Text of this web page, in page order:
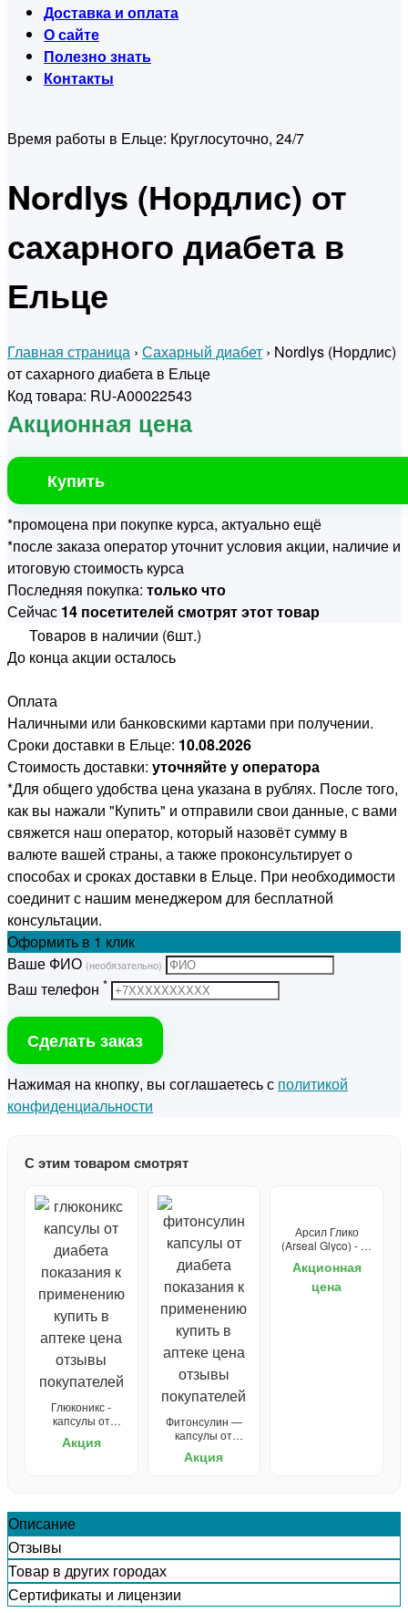
Доставка и оплата
О сайте
Полезно знать
Контакты
Время работы в Ельце: Круглосуточно, 24/7
Nordlys (Нордлис) от
сахарного диабета в
Ельце
Главная страница › Сахарный диабет › Nordlys (Нордлис)
от сахарного диабета в Ельце
Код товара: RU-A00022543
Акционная цена
Купить
*промоцена при покупке курса, актуально ещё
*после заказа оператор уточнит условия акции, наличие и
итоговую стоимость курса
Последняя покупка: только что
Сейчас 14 посетителей смотрят этот товар
Товаров в наличии (6шт.)
До конца акции осталось
Оплата
Наличными или банковскими картами при получении.
Сроки доставки в Ельце: 10.08.2026
Стоимость доставки: уточняйте у оператора
*Для общего удобства цена указана в рублях. После того,
как вы нажали "Купить" и отправили свои данные, с вами
свяжется наш оператор, который назовёт сумму в
валюте вашей страны, а также проконсультирует о
способах и сроках доставки в Ельце. При необходимости
соединит с нашим менеджером для бесплатной
консультации.
Оформить в 1 клик
Ваше ФИО (необязательно)
Ваш телефон *
Сделать заказ
Нажимая на кнопку, вы соглашаетесь с политикой
конфиденциальности
С этим товаром смотрят
Глюконикс -
капсулы от
Акция
Фитонсулин —
капсулы от
Акция
Арсил Глико
(Arseal Glyco) - от
Акционная
цена
Описание
Отзывы
Товар в других городах
Сертификаты и лицензии